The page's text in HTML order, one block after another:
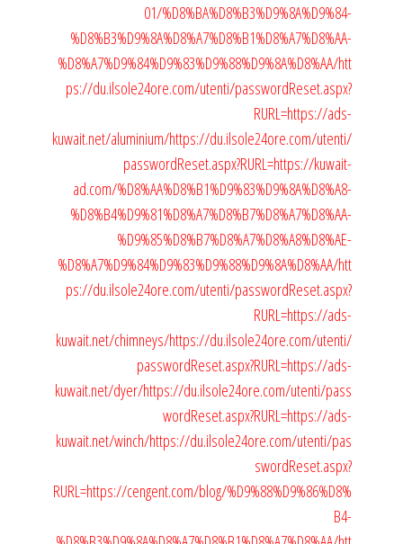
01/%D8%BA%D8%B3%D9%8A%D9%84-
%D8%B3%D9%8A%D8%A7%D8%B1%D8%A7%D8%AA-
%D8%A7%D9%84%D9%83%D9%88%D9%8A%D8%AA/htt
ps://du.ilsole24ore.com/utenti/passwordReset.aspx?
RURL=https://ads-
kuwait.net/aluminium/https://du.ilsole24ore.com/utenti/
passwordReset.aspx?RURL=https://kuwait-
ad.com/%D8%AA%D8%B1%D9%83%D9%8A%D8%A8-
%D8%B4%D9%81%D8%A7%D8%B7%D8%A7%D8%AA-
%D9%85%D8%B7%D8%A7%D8%A8%D8%AE-
%D8%A7%D9%84%D9%83%D9%88%D9%8A%D8%AA/htt
ps://du.ilsole24ore.com/utenti/passwordReset.aspx?
RURL=https://ads-
kuwait.net/chimneys/https://du.ilsole24ore.com/utenti/
passwordReset.aspx?RURL=https://ads-
kuwait.net/dyer/https://du.ilsole24ore.com/utenti/pass
wordReset.aspx?RURL=https://ads-
kuwait.net/winch/https://du.ilsole24ore.com/utenti/pas
swordReset.aspx?
RURL=https://cengent.com/blog/%D9%88%D9%86%D8%
B4-